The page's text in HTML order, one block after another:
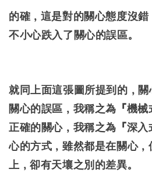
的確，這是對的關心態度沒
不小心跌入了關心的誤區。
就同上面這張圖所提到的，
關心的誤區，我稱之為『機
正確的關心，我稱之為『深入
心的方式，雖然都是在關心
上，卻有天壤之別的差異。